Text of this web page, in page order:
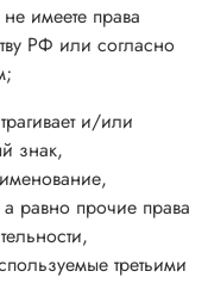
имеете права
РФ или согласно
и/или
знак,
равно прочие права
третьими